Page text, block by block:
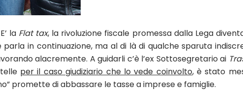
la Flat tax, la rivoluzione fiscale promessa dalla Lega
in continuazione, ma al di là di qualche sparuta
alacremente. A guidarli c’è l’ex Sottosegretario ai
per il caso giudiziario che lo vede coinvolto, è stato
promette di abbassare le tasse a imprese e famiglie.